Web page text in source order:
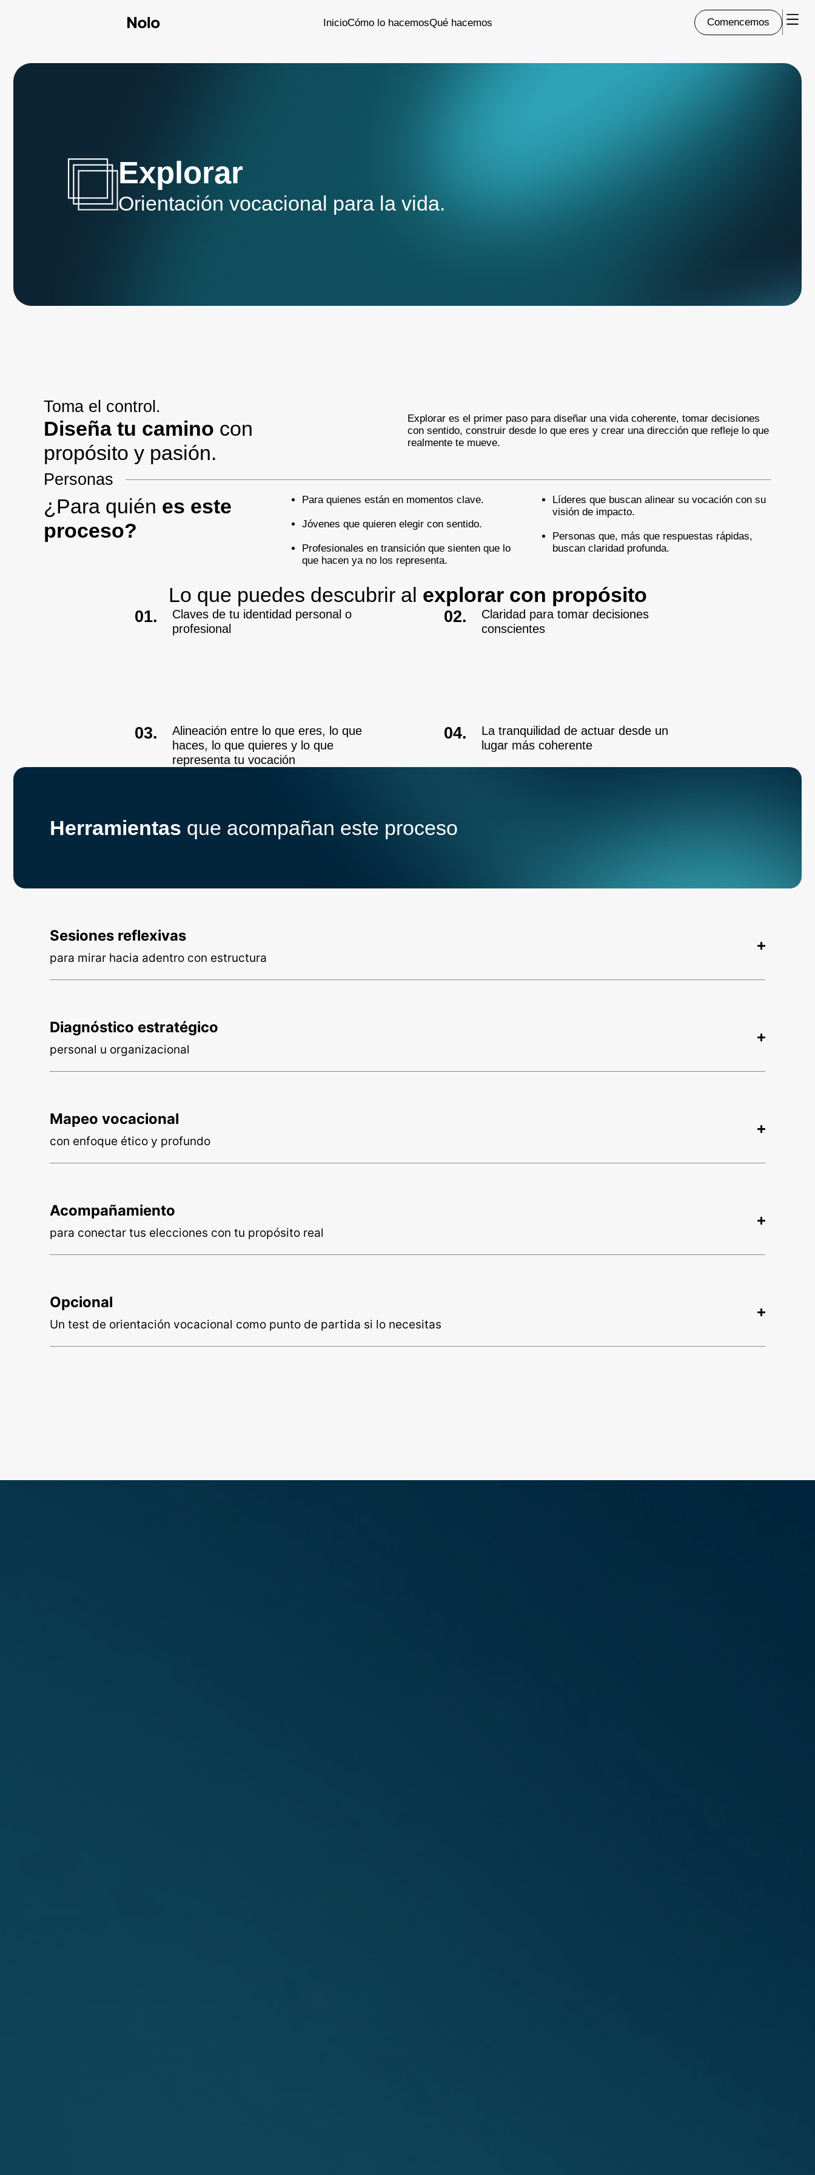
InicioCómo lo hacemosQué hacemos Comencemos
Explorar
Orientación vocacional para la vida.
Toma el control.
Diseña tu camino con
propósito y pasión.
Explorar es el primer paso para diseñar una vida coherente, tomar decisiones
con sentido, construir desde lo que eres y crear una dirección que refleje lo que
realmente te mueve.
Personas
¿Para quién es este
proceso?
Para quienes están en momentos clave.
Jóvenes que quieren elegir con sentido.
Profesionales en transición que sienten que lo
que hacen ya no los representa.
Líderes que buscan alinear su vocación con su
visión de impacto.
Personas que, más que respuestas rápidas,
buscan claridad profunda.
Lo que puedes descubrir al explorar con propósito
01.
Claves de tu identidad personal o
profesional
02.
Claridad para tomar decisiones
conscientes
03.
Alineación entre lo que eres, lo que
haces, lo que quieres y lo que
representa tu vocación
04.
La tranquilidad de actuar desde un
lugar más coherente
Herramientas que acompañan este proceso
Sesiones reflexivas
para mirar hacia adentro con estructura
Diagnóstico estratégico
personal u organizacional
Mapeo vocacional
con enfoque ético y profundo
Acompañamiento
para conectar tus elecciones con tu propósito real
Opcional
Un test de orientación vocacional como punto de partida si lo necesitas